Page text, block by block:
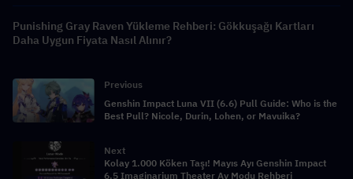
Punishing Gray Raven Yükleme Rehberi: Gökkuşağı Kartları
Daha Uygun Fiyata Nasıl Alınır?
Previous
Genshin Impact Luna VII (6.6) Pull Guide: Who is the
Best Pull? Nicole, Durin, Lohen, or Mavuika?
Next
Kolay 1.000 Köken Taşı! Mayıs Ayı Genshin Impact
6.5 Imaginarium Theater Ay Modu Rehberi